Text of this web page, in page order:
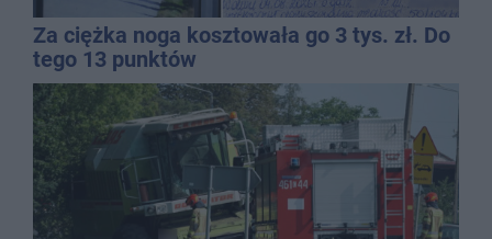
Za ciężka noga kosztowała go 3 tys. zł. Do
tego 13 punktów